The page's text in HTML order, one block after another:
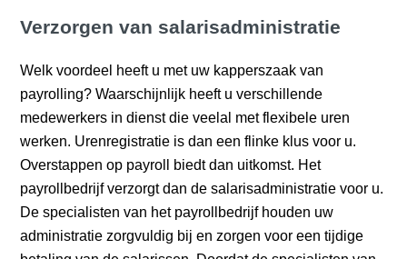
Verzorgen van salarisadministratie
Welk voordeel heeft u met uw kapperszaak van
payrolling? Waarschijnlijk heeft u verschillende
medewerkers in dienst die veelal met flexibele uren
werken. Urenregistratie is dan een flinke klus voor u.
Overstappen op payroll biedt dan uitkomst. Het
payrollbedrijf verzorgt dan de salarisadministratie voor u.
De specialisten van het payrollbedrijf houden uw
administratie zorgvuldig bij en zorgen voor een tijdige